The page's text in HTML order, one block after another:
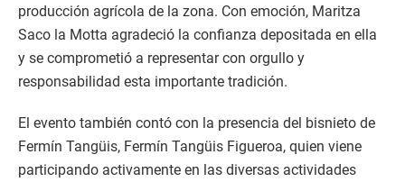
producción agrícola de la zona. Con emoción, Maritza
Saco la Motta agradeció la confianza depositada en ella
y se comprometió a representar con orgullo y
responsabilidad esta importante tradición.
El evento también contó con la presencia del bisnieto de
Fermín Tangüis, Fermín Tangüis Figueroa, quien viene
participando activamente en las diversas actividades